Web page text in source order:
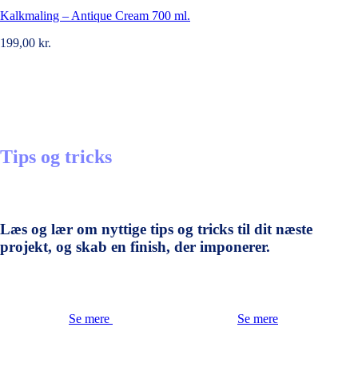
Kalkmaling – Antique Cream 700 ml.
199,00 kr.
Tips og tricks
Læs og lær om nyttige tips og tricks til dit næste
projekt, og skab en finish, der imponerer.
Se mere Se mere